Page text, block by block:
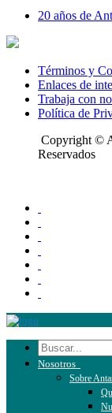
20 años de
Términos y
Enlaces de
Trabaja con
Política de
Copyright ©
Reservados
Nosotros
Sobre